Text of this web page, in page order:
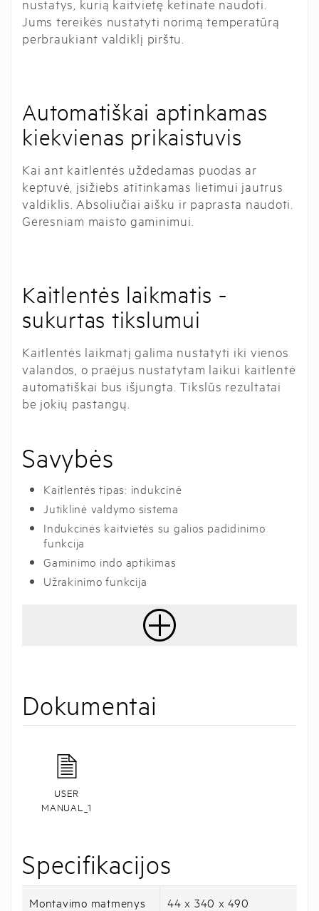
nustatys, kurią kaitvietę ketinate naudoti.
Jums tereikės nustatyti norimą temperatūrą
perbraukiant valdiklį pirštu.
Automatiškai aptinkamas
kiekvienas prikaistuvis
Kai ant kaitlentės uždedamas puodas ar
keptuvė, įsižiebs atitinkamas lietimui jautrus
valdiklis. Absoliučiai aišku ir paprasta naudoti.
Geresniam maisto gaminimui.
Kaitlentės laikmatis -
sukurtas tikslumui
Kaitlentės laikmatį galima nustatyti iki vienos
valandos, o praėjus nustatytam laikui kaitlentė
automatiškai bus išjungta. Tikslūs rezultatai
be jokių pastangų.
Savybės
Kaitlentės tipas: indukcinė
Jutiklinė valdymo sistema
Indukcinės kaitvietės su galios padidinimo
funkcija
Gaminimo indo aptikimas
Užrakinimo funkcija
Dokumentai
USER
MANUAL_1
Specifikacijos
Montavimo matmenys
44 x 340 x 490